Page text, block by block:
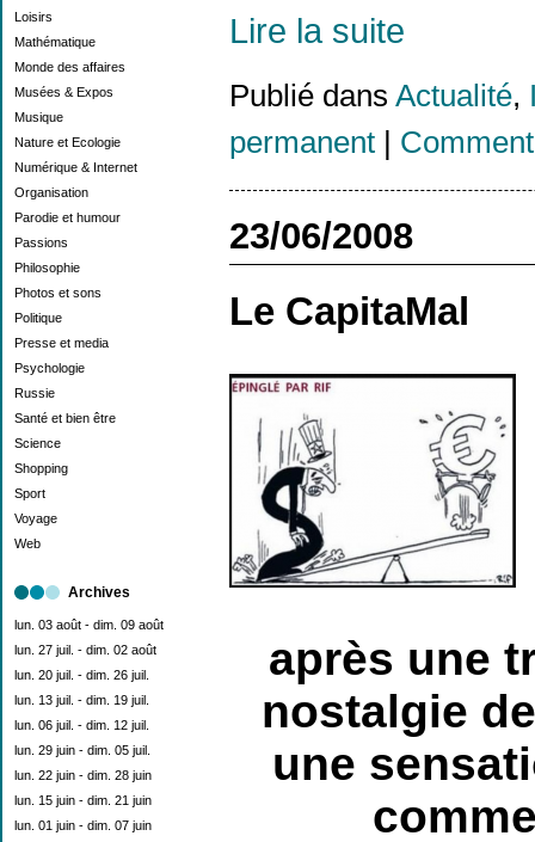
Loisirs
Mathématique
Monde des affaires
Musées & Expos
Musique
Nature et Ecologie
Numérique & Internet
Organisation
Parodie et humour
Passions
Philosophie
Photos et sons
Politique
Presse et media
Psychologie
Russie
Santé et bien être
Science
Shopping
Sport
Voyage
Web
Archives
lun. 03 août - dim. 09 août
lun. 27 juil. - dim. 02 août
lun. 20 juil. - dim. 26 juil.
lun. 13 juil. - dim. 19 juil.
lun. 06 juil. - dim. 12 juil.
lun. 29 juin - dim. 05 juil.
lun. 22 juin - dim. 28 juin
lun. 15 juin - dim. 21 juin
lun. 01 juin - dim. 07 juin
Lire la suite
Publié dans Actualité,
permanent
23/06/2008
Le CapitaMal
après une
nostalgie
une